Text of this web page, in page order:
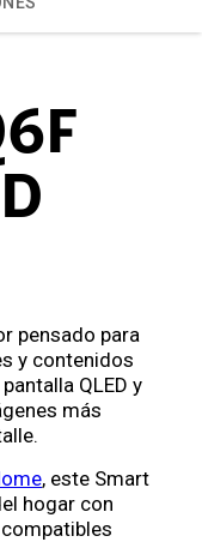
pensado para
y contenidos
QLED y
más
, este Smart
hogar con